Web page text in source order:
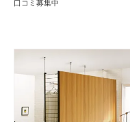
口コミ募集中